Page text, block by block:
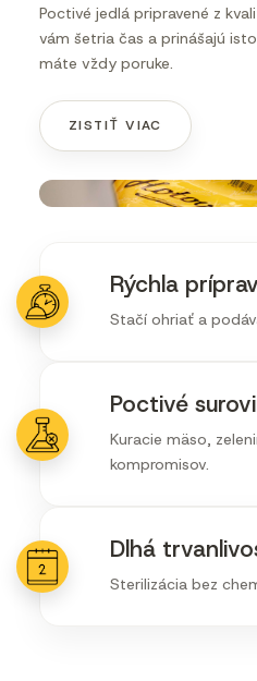
Poctivé jedlá pripravené z
vám šetria čas a prinášajú
máte vždy poruke.
ZISTIŤ VIAC
Rýchla
Stačí ohriať a
Poctivé
Kuracie mäso,
kompromisov.
Dlhá
Sterilizácia bez